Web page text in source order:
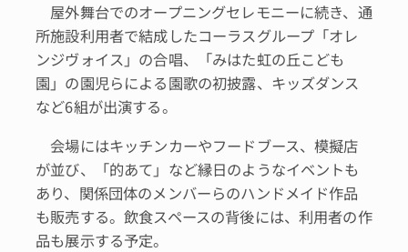
屋外舞台でのオープニングセレモニーに続き、通
所施設利用者で結成したコーラスグループ「オレ
ンジヴォイス」の合唱、「みはた虹の丘こども
園」の園児らによる園歌の初披露、キッズダンス
など6組が出演する。
会場にはキッチンカーやフードブース、模擬店
が並び、「的あて」など縁日のようなイベントも
あり、関係団体のメンバーらのハンドメイド作品
も販売する。飲食スペースの背後には、利用者の作
品も展示する予定。